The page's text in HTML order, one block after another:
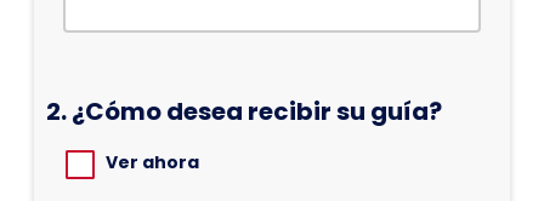
2.¿Cómo desea recibir su guía?
Ver ahora